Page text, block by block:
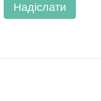
Надіслати